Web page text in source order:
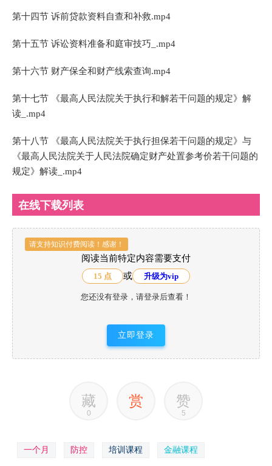
第十四节 诉前贷款资料自查和补救.mp4
第十五节 诉讼资料准备和庭审技巧_.mp4
第十六节 财产保全和财产线索查询.mp4
第十七节 《最高人民法院关于执行和解若干问题的规定》解
读_.mp4
第十八节 《最高人民法院关于执行担保若干问题的规定》与
《最高人民法院关于人民法院确定财产处置参考价若干问题的
规定》解读_.mp4
在线下载列表
请支持知识付费阅读！感谢！
阅读当前特定内容需要支付
15 点 或 升级为vip
您还没有登录，请登录后查看！
立即登录
藏
0
赏 赞
5
一个月 防控 培训课程 金融课程